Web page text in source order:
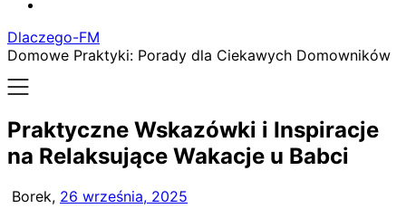
Dlaczego-FM
Domowe Praktyki: Porady dla Ciekawych Domowników
Praktyczne Wskazówki i Inspiracje
na Relaksujące Wakacje u Babci
Borek, 26 września, 2025